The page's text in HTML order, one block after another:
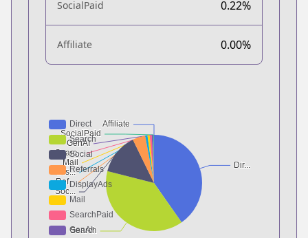
SocialPaid 0.22%
Affiliate 0.00%